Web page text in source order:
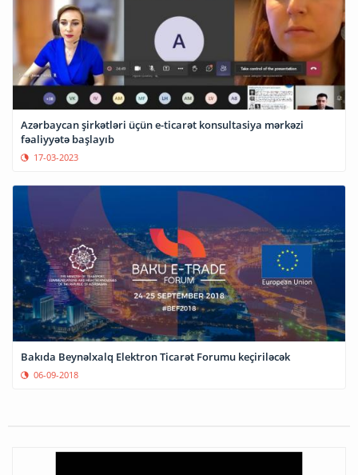
Azərbaycan şirkətləri üçün e-ticarət konsultasiya mərkəzi
fəaliyyətə başlayıb
17-03-2023
Bakıda Beynəlxalq Elektron Ticarət Forumu keçiriləcək
06-09-2018